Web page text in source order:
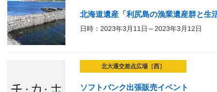
北海道遺産「利尻島の漁業遺産群と生
日時：2023年3月11日～2023年3月12日
北大通交差点広場［西］
ソフトバンク出張販売イベント